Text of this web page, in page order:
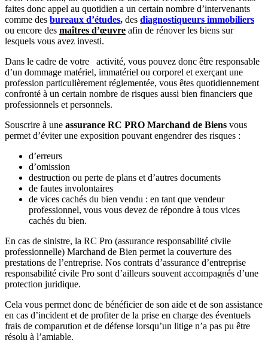
faites donc appel au quotidien a un certain nombre d’intervenants
comme des bureaux d’études, des diagnostiqueurs immobiliers
ou encore des maîtres d’œuvre afin de rénover les biens sur
lesquels vous avez investi.
Dans le cadre de votre activité, vous pouvez donc être responsable
d’un dommage matériel, immatériel ou corporel et exerçant une
profession particulièrement réglementée, vous êtes quotidiennement
confronté à un certain nombre de risques aussi bien financiers que
professionnels et personnels.
Souscrire à une assurance RC PRO Marchand de Biens vous
permet d’éviter une exposition pouvant engendrer des risques :
d’erreurs
d’omission
destruction ou perte de plans et d’autres documents
de fautes involontaires
de vices cachés du bien vendu : en tant que vendeur
professionnel, vous vous devez de répondre à tous vices
cachés du bien.
En cas de sinistre, la RC Pro (assurance responsabilité civile
professionnelle) Marchand de Bien permet la couverture des
prestations de l’entreprise. Nos contrats d’assurance d’entreprise
responsabilité civile Pro sont d’ailleurs souvent accompagnés d’une
protection juridique.
Cela vous permet donc de bénéficier de son aide et de son assistance
en cas d’incident et de profiter de la prise en charge des éventuels
frais de comparution et de défense lorsqu’un litige n’a pas pu être
résolu à l’amiable.